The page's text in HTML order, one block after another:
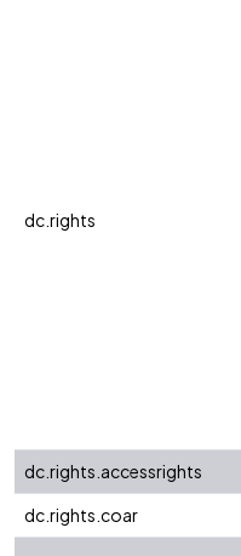
dc.rights
dc.rights.accessrights
dc.rights.coar